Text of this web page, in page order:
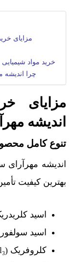
مزایای
خرید مواد
چرا اندیشه
مزایای
اندیشه
تنوع کامل
اندیشه مهرآرای
بهترین کیفیت
اسید کلریدریک
اسید سولفوریک (98 درصد
کلروفریک (FeCl₃) مایع